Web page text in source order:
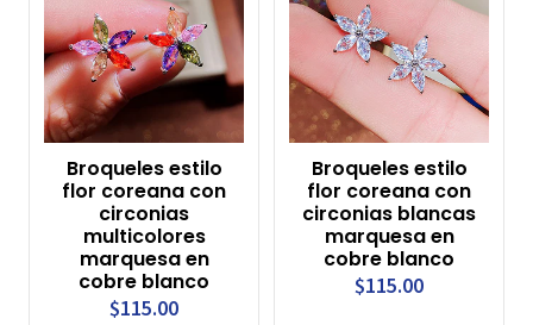
Broqueles estilo
flor coreana con
circonias
multicolores
marquesa en
cobre blanco
$115.00
Broqueles estilo
flor coreana con
circonias blancas
marquesa en
cobre blanco
$115.00